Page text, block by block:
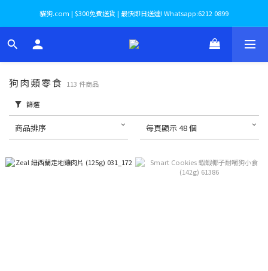
貓狗.com | $300免費送貨 | 最快即日送達! Whatsapp:6212 0899
狗肉類零食 113 件商品
篩選
商品排序 每頁顯示 48 個